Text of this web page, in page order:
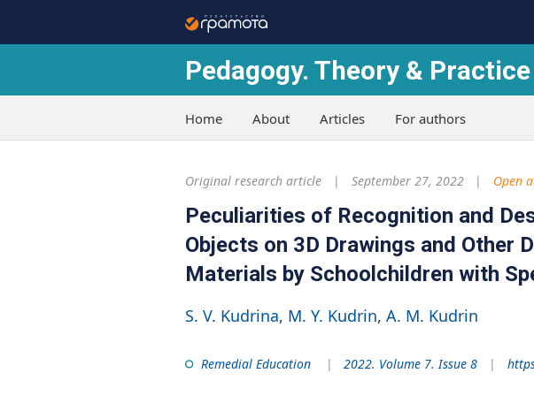
Pedagogy. Theory & Practice
Home About Articles For authors
Original research article September 27, 2022 Open
Peculiarities of Recognition and
Objects on 3D Drawings and Other
Materials by Schoolchildren with
S. V. Kudrina M. Y. Kudrin A. M. Kudrin
Remedial Education 2022. Volume 7. Issue 8